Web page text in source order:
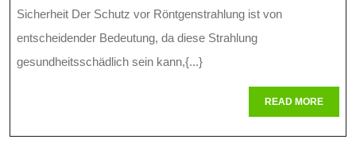
Maßnahmen
Zur
Sicherheit
Sicherheit Der Schutz vor Röntgenstrahlung ist von
entscheidender Bedeutung, da diese Strahlung
gesundheitsschädlich sein kann,{...}
READ MOREREAD
MORE